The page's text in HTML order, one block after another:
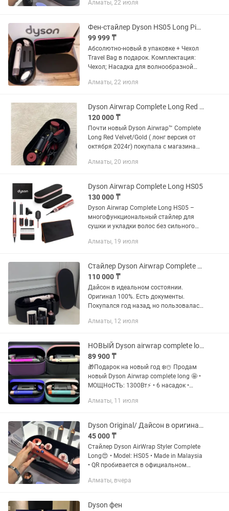
обеспечивает укладку волос без
Алматы, 22 июля
Фен-стайлер Dyson HS05 Long Pink Rose в подарок Чехол Travel Bag
99 999 ₸
Абсолютно-новый в упаковке + Чехол
Travel Bag в подарок. Комплектация:
Чехол; Насадка для волнообразной
Количество насадок: 6 Насадки для
Алматы, 22 июля
Dyson Airwrap Complete Long Red Velvet/Gold
120 000 ₸
Почти новый Dyson Airwrap™ Complete
Long Red Velvet/Gold ( лонг версия от
октября 2024г) покупала с магазина
документ )рассматриваю обмен на
Алматы, 20 июля
Dyson Airwrap Complete Long HS05
130 000 ₸
Dyson Airwrap Complete Long HS05 –
многофункциональный стайлер для
сушки и укладки волос без сильного
средних волос. Легко создает локоны,
Алматы, 19 июля
Стайлер Dyson Airwrap Complete Long HSUs Ceramic Pink/ RoSe Gold]
110 000 ₸
Дайсон в идеальном состоянии.
Оригинал 100%. Есть документы.
Покупался год назад, но пользовалась
немного, а стайлеры практически не
Алматы, 12 июля
НОВЫЙ Dyson airwrap complete long
89 900 ₸
🎁Подарок на новый год ❄️☃️ Продам
новый Dyson Airwrap complete long 🤩 •
МОЩНоСТЬ: 1300Вт⚡️ • 6 насадок •
шнура: 2.7 м Производство: Малайзия
Алматы, 11 июля
Dyson Original/ Дайсон в оригинальном качестве
45 000 ₸
Стайлер Dyson AirWrap Styler Complete
Long😍 • Model: HS05 • Made in Malaysia
• QR пробивается в официальном
• Рассрочка есть • Производство
Алматы, вчера
Dyson фен